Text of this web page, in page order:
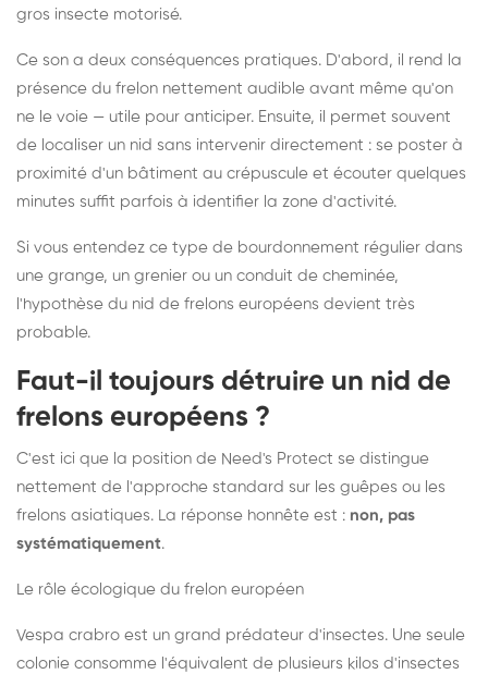
gros insecte motorisé.
Ce son a deux conséquences pratiques. D'abord, il rend la
présence du frelon nettement audible avant même qu'on
ne le voie — utile pour anticiper. Ensuite, il permet souvent
de localiser un nid sans intervenir directement : se poster à
proximité d'un bâtiment au crépuscule et écouter quelques
minutes suffit parfois à identifier la zone d'activité.
Si vous entendez ce type de bourdonnement régulier dans
une grange, un grenier ou un conduit de cheminée,
l'hypothèse du nid de frelons européens devient très
probable.
Faut-il toujours détruire un nid de
frelons européens ?
C'est ici que la position de Need's Protect se distingue
nettement de l'approche standard sur les guêpes ou les
frelons asiatiques. La réponse honnête est : non, pas
systématiquement.
Le rôle écologique du frelon européen
Vespa crabro est un grand prédateur d'insectes. Une seule
colonie consomme l'équivalent de plusieurs kilos d'insectes